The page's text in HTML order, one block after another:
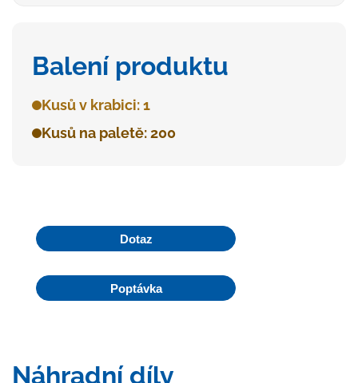
Balení produktu
Kusů v krabici: 1
Kusů na paletě: 200
Dotaz
Poptávka
Náhradní díly